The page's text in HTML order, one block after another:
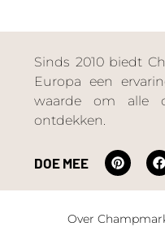
Sinds 2010 biedt
Europa een
waarde om alle
ontdekken.
DOE MEE
Over